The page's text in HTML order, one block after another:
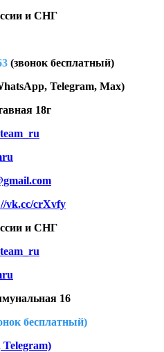
и СНГ
(звонок бесплатный)
Telegram, Max)
18г
vk.cc/crXvfy
и СНГ
16
бесплатный)
Telegram)